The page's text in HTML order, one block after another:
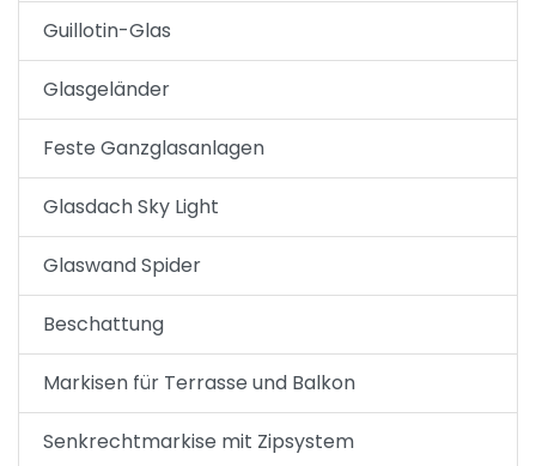
Guillotin-Glas
Glasgeländer
Feste Ganzglasanlagen
Glasdach Sky Light
Glaswand Spider
Beschattung
Markisen für Terrasse und Balkon
Senkrechtmarkise mit Zipsystem